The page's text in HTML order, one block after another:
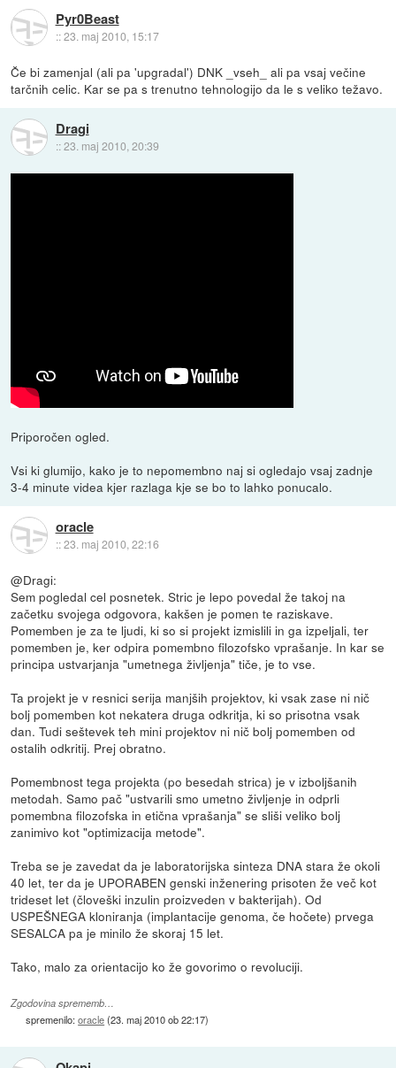
Pyr0Beast
::23. maj 2010, 15:17
Če bi zamenjal (ali pa 'upgradal') DNK _vseh_ ali pa vsaj večine
tarčnih celic. Kar se pa s trenutno tehnologijo da le s veliko težavo.
Dragi
::23. maj 2010, 20:39
Priporočen ogled.
Vsi ki glumijo, kako je to nepomembno naj si ogledajo vsaj zadnje
3-4 minute videa kjer razlaga kje se bo to lahko ponucalo.
oracle
::23. maj 2010, 22:16
@Dragi:
Sem pogledal cel posnetek. Stric je lepo povedal že takoj na
začetku svojega odgovora, kakšen je pomen te raziskave.
Pomemben je za te ljudi, ki so si projekt izmislili in ga izpeljali, ter
pomemben je, ker odpira pomembno filozofsko vprašanje. In kar se
principa ustvarjanja "umetnega življenja" tiče, je to vse.
Ta projekt je v resnici serija manjših projektov, ki vsak zase ni nič
bolj pomemben kot nekatera druga odkritja, ki so prisotna vsak
dan. Tudi seštevek teh mini projektov ni nič bolj pomemben od
ostalih odkritij. Prej obratno.
Pomembnost tega projekta (po besedah strica) je v izboljšanih
metodah. Samo pač "ustvarili smo umetno življenje in odprli
pomembna filozofska in etična vprašanja" se sliši veliko bolj
zanimivo kot "optimizacija metode".
Treba se je zavedat da je laboratorijska sinteza DNA stara že okoli
40 let, ter da je UPORABEN genski inženering prisoten že več kot
trideset let (človeški inzulin proizveden v bakterijah). Od
USPEŠNEGA kloniranja (implantacije genoma, če hočete) prvega
SESALCA pa je minilo že skoraj 15 let.
Tako, malo za orientacijo ko že govorimo o revoluciji.
Zgodovina sprememb…
spremenilo:oracle(23. maj 2010 ob 22:17)